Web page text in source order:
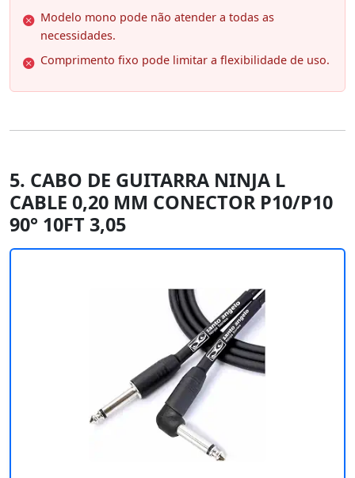
Modelo mono pode não atender a todas as
necessidades.
Comprimento fixo pode limitar a flexibilidade de uso.
5. CABO DE GUITARRA NINJA L
CABLE 0,20 MM CONECTOR P10/P10
90° 10FT 3,05